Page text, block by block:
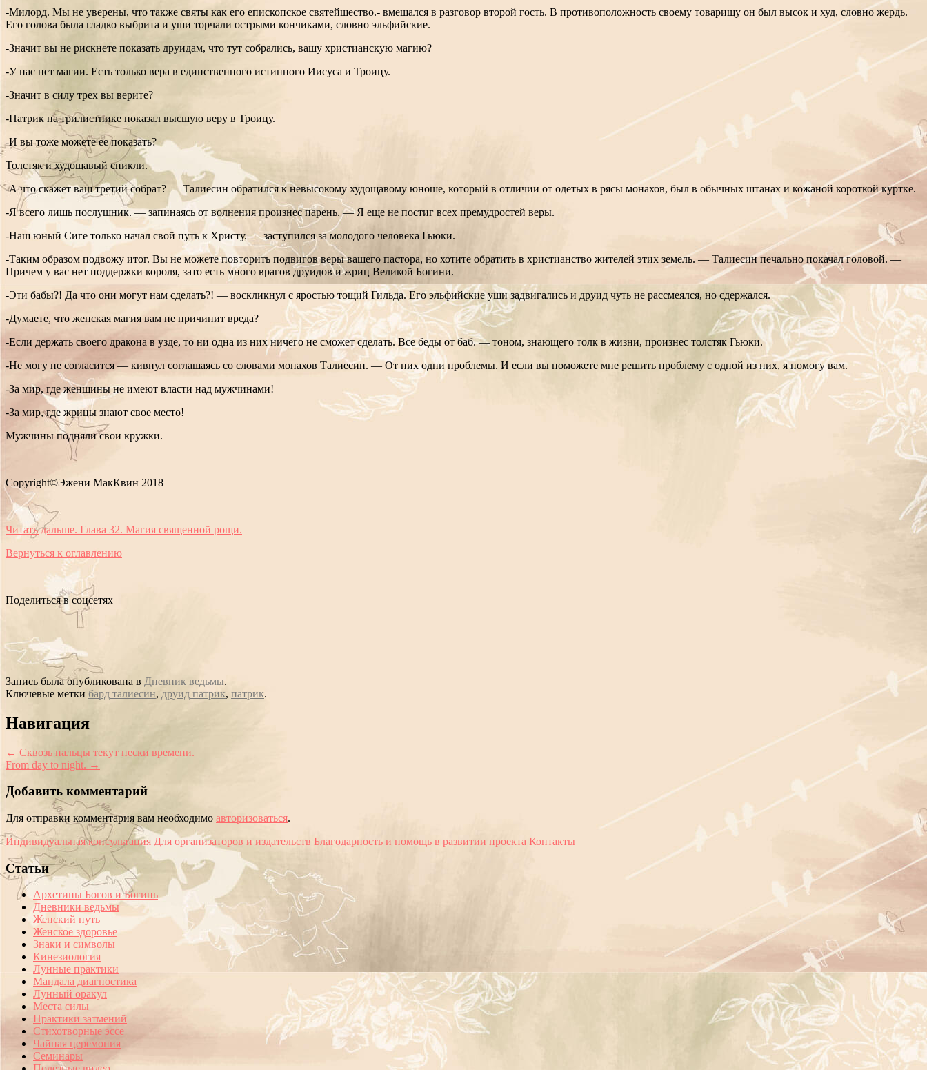
-Милорд. Мы не уверены, что также святы как его епископское святейшество.- вмешался в разговор второй гость. В противоположность своему товарищу он был высок и худ, словно жердь.
Его голова была гладко выбрита и уши торчали острыми кончиками, словно эльфийские.
-Значит вы не рискнете показать друидам, что тут собрались, вашу христианскую магию?
-У нас нет магии. Есть только вера в единственного истинного Иисуса и Троицу.
-Значит в силу трех вы верите?
-Патрик на трилистнике показал высшую веру в Троицу.
-И вы тоже можете ее показать?
Толстяк и худощавый сникли.
-А что скажет ваш третий собрат? — Талиесин обратился к невысокому худощавому юноше, который в отличии от одетых в рясы монахов, был в обычных штанах и кожаной короткой куртке.
-Я всего лишь послушник. — запинаясь от волнения произнес парень. — Я еще не постиг всех премудростей веры.
-Наш юный Сиге только начал свой путь к Христу. — заступился за молодого человека Гьюки.
-Таким образом подвожу итог. Вы не можете повторить подвигов веры вашего пастора, но хотите обратить в христианство жителей этих земель. — Талиесин печально покачал головой. —
Причем у вас нет поддержки короля, зато есть много врагов друидов и жриц Великой Богини.
-Эти бабы?! Да что они могут нам сделать?! — воскликнул с яростью тощий Гильда. Его эльфийские уши задвигались и друид чуть не рассмеялся, но сдержался.
-Думаете, что женская магия вам не причинит вреда?
-Если держать своего дракона в узде, то ни одна из них ничего не сможет сделать. Все беды от баб. — тоном, знающего толк в жизни, произнес толстяк Гьюки.
-Не могу не согласится — кивнул соглашаясь со словами монахов Талиесин. — От них одни проблемы. И если вы поможете мне решить проблему с одной из них, я помогу вам.
-За мир, где женщины не имеют власти над мужчинами!
-За мир, где жрицы знают свое место!
Мужчины подняли свои кружки.
Copyright©Эжени МакКвин 2018
Читать дальше. Глава 32. Магия священной рощи.
Вернуться к оглавлению
Поделиться в соцсетях
Запись была опубликована в Дневник ведьмы.
Ключевые метки бард талиесин, друид патрик, патрик.
Сообщение
Навигация
← Сквозь пальцы текут пески времени.
From day to night. →
Добавить комментарий
Для отправки комментария вам необходимо авторизоваться.
Индивидуальная консультация Для организаторов и издательств Благодарность и помощь в развитии проекта Контакты
Статьи
Архетипы Богов и Богинь
Дневники ведьмы
Женский путь
Женское здоровье
Знаки и символы
Кинезиология
Лунные практики
Мандала диагностика
Лунный оракул
Места силы
Практики затмений
Стихотворные эссе
Чайная церемония
Семинары